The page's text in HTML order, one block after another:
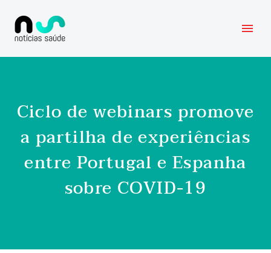
Ciclo de webinars promove
a partilha de experiências
entre Portugal e Espanha
sobre COVID-19